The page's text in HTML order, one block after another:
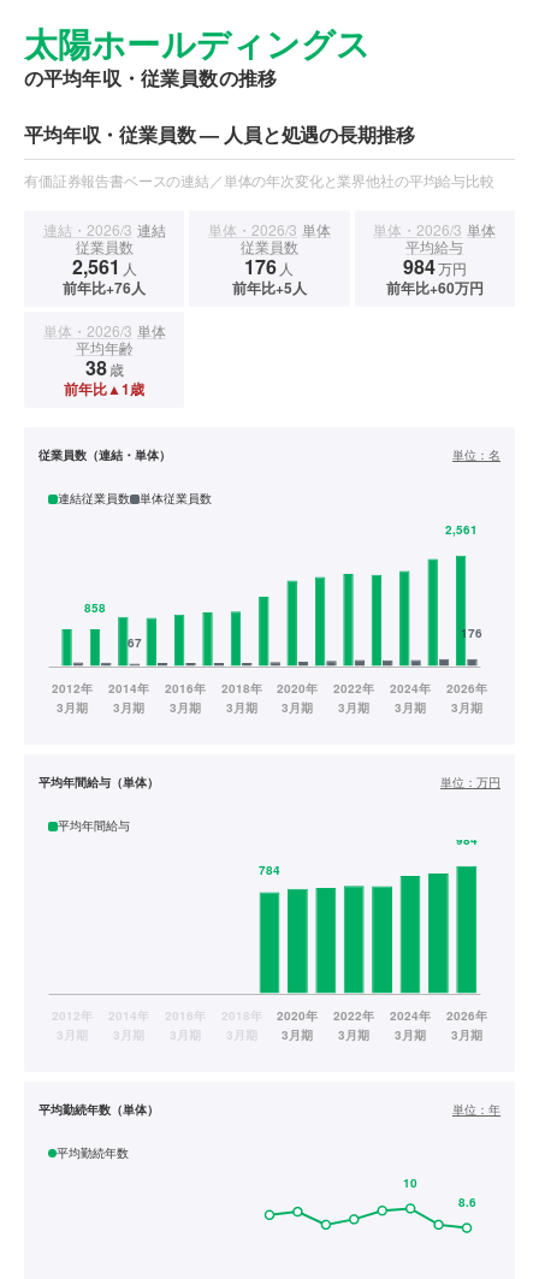
太陽ホールディングス
の平均年収・従業員数の推移
平均年収・従業員数 — 人員と処遇の長期推移
有価証券報告書ベースの連結／単体の年次変化と業界他社の平均給与比較
連結・2026/3 連結
従業員数
2,561 人
前年比+76人
単体・2026/3 単体
従業員数
176 人
前年比+5人
単体・2026/3 単体
平均給与
984万円
前年比+60万円
単体・2026/3 単体
平均年齢
38歳
前年比▲1歳
従業員数（連結・単体） 単位： 名
連結従業員数 単体従業員数
平均年間給与（単体） 単位： 万円
平均年間給与
平均勤続年数（単体） 単位： 年
平均勤続年数